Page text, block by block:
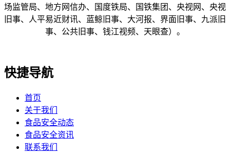
场监管局、地方网信办、国度铁局、国铁集团、央视网、央视
旧事、人平易近财讯、蓝鲸旧事、大河报、界面旧事、九派旧
事、公共旧事、钱江视频、天眼查）。
快捷导航
首页
关于我们
食品安全动态
食品安全资讯
联系我们